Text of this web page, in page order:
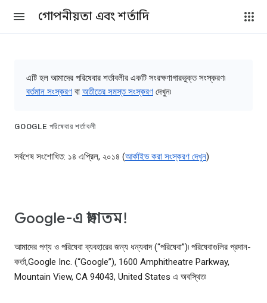
গোপনীয়তা এবং শর্তাদি
এটি হল আমাদের পরিষেবার শর্তাবলীর একটি সংরক্ষণাগারভুক্ত সংস্করণ৷
বর্তমান সংস্করণ বা অতীতের সমস্ত সংস্করণ দেখুন৷
GOOGLE পরিষেবার শর্তাবলী
সর্বশেষ সংশোধিত: ১৪ এপ্রিল, ২০১৪ (আর্কাইভ করা সংস্করণ দেখুন)
Google-এ স্বাগতম!
আমাদের পণ্য ও পরিষেবা ব্যবহারের জন্য ধন্যবাদ (“পরিষেবা”)৷ পরিষেবাগুলির প্রদান-
কর্তা,Google Inc. (“Google”), 1600 Amphitheatre Parkway,
Mountain View, CA 94043, United States এ অবস্থিত৷